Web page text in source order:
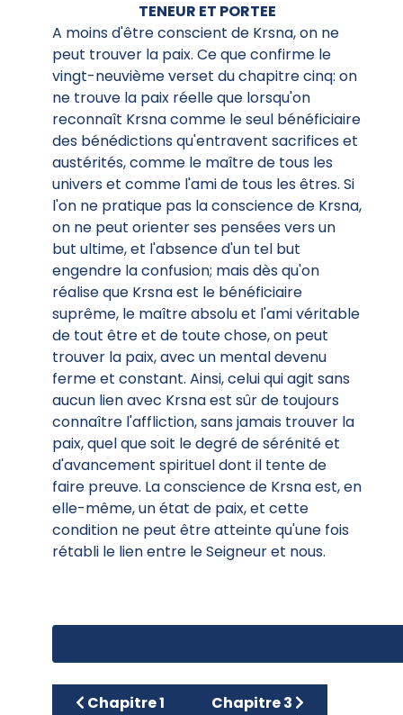
TENEUR ET PORTEE
A moins d'être conscient de Krsna, on ne
peut trouver la paix. Ce que confirme le
vingt-neuvième verset du chapitre cinq: on
ne trouve la paix réelle que lorsqu'on
reconnaît Krsna comme le seul bénéficiaire
des bénédictions qu'entravent sacrifices et
austérités, comme le maître de tous les
univers et comme l'ami de tous les êtres. Si
l'on ne pratique pas la conscience de Krsna,
on ne peut orienter ses pensées vers un
but ultime, et l'absence d'un tel but
engendre la confusion; mais dès qu'on
réalise que Krsna est le bénéficiaire
suprême, le maître absolu et l'ami véritable
de tout être et de toute chose, on peut
trouver la paix, avec un mental devenu
ferme et constant. Ainsi, celui qui agit sans
aucun lien avec Krsna est sûr de toujours
connaître l'affliction, sans jamais trouver la
paix, quel que soit le degré de sérénité et
d'avancement spirituel dont il tente de
faire preuve. La conscience de Krsna est, en
elle-même, un état de paix, et cette
condition ne peut être atteinte qu'une fois
rétabli le lien entre le Seigneur et nous.
Article précédent : Chapitre 1
Chapitre 1 Article suivant : Chapitre
Chapitre 3